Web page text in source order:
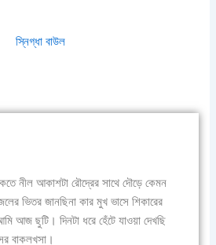
স্নিগ্ধা বাউল
নীল আকাশটা রৌদ্রের সাথে দৌড়ে কেমন
ভিতর জানছিনা কার মুখ ভাসে শিকারের
আজ ছুটি। দিনটা ধরে হেঁটে যাওয়া দেখছি
বাকলখসা।